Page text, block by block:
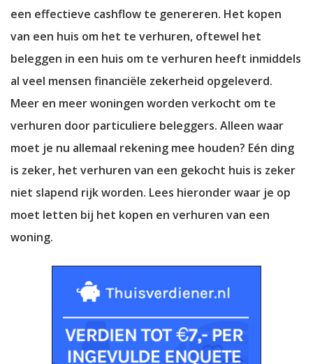
een effectieve cashflow te genereren. Het kopen
van een huis om het te verhuren, oftewel het
beleggen in een huis om te verhuren heeft inmiddels
al veel mensen financiële zekerheid opgeleverd.
Meer en meer woningen worden verkocht om te
verhuren door particuliere beleggers. Alleen waar
moet je nu allemaal rekening mee houden? Eén ding
is zeker, het verhuren van een gekocht huis is zeker
niet slapend rijk worden. Lees hieronder waar je op
moet letten bij het kopen en verhuren van een
woning.